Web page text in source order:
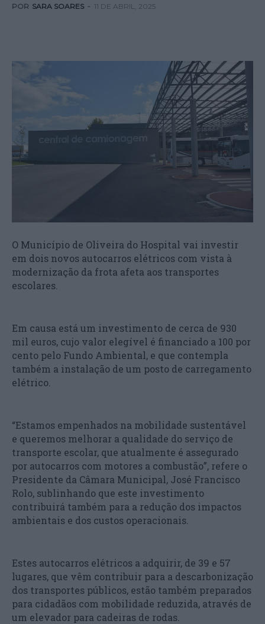
POR SARA SOARES - 11 DE ABRIL, 2025
O Município de Oliveira do Hospital vai investir
em dois novos autocarros elétricos com vista à
modernização da frota afeta aos transportes
escolares.
Em causa está um investimento de cerca de 930
mil euros, cujo valor elegível é financiado a 100 por
cento pelo Fundo Ambiental, e que contempla
também a instalação de um posto de carregamento
elétrico.
“Estamos empenhados na mobilidade sustentável
e queremos melhorar a qualidade do serviço de
transporte escolar, que atualmente é assegurado
por autocarros com motores a combustão”, refere o
Presidente da Câmara Municipal, José Francisco
Rolo, sublinhando que este investimento
contribuirá também para a redução dos impactos
ambientais e dos custos operacionais.
Estes autocarros elétricos a adquirir, de 39 e 57
lugares, que vêm contribuir para a descarbonização
dos transportes públicos, estão também preparados
para cidadãos com mobilidade reduzida, através de
um elevador para cadeiras de rodas.